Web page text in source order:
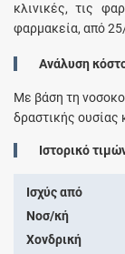
κλινικές, τις
φαρμακεία, από
Ανάλυση
Με βάση τη
δραστικής ουσίας
Ιστορικό
Ισχύς από
Νοσ/κή
Χονδρική